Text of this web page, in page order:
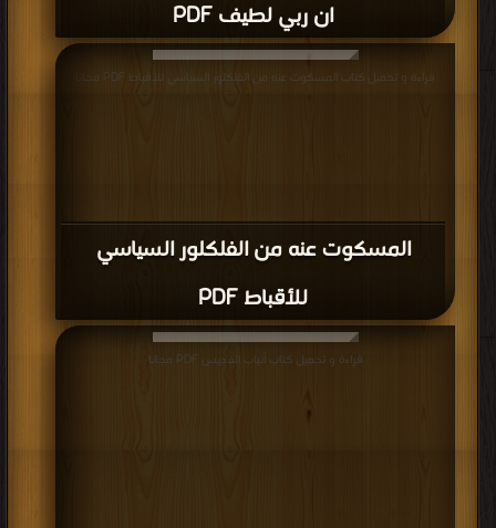
ان ربي لطيف PDF
المسكوت عنه من الفلكلور السياسي
للأقباط PDF
قراءة و تحميل كتاب المسكوت عنه من الفلكلور السياسي للأقباط PDF مجانا
قراءة و تحميل كتاب أنياب القديس PDF مجانا